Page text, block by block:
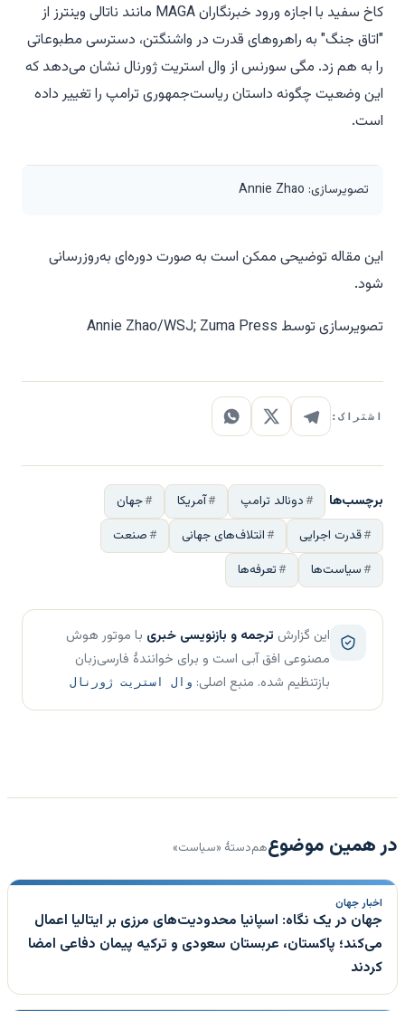
کاخ سفید با اجازه ورود خبرنگاران MAGA مانند ناتالی وینترز از
"اتاق جنگ" به راهروهای قدرت در واشنگتن، دسترسی مطبوعاتی
را به هم زد. مگی سورنس از وال استریت ژورنال نشان می‌دهد که
این وضعیت چگونه داستان ریاست‌جمهوری ترامپ را تغییر داده
است.
تصویرسازی: Annie Zhao
این مقاله توضیحی ممکن است به صورت دوره‌ای به‌روزرسانی
شود.
تصویرسازی توسط Annie Zhao/WSJ; Zuma Press
اشتراک:
برچسب‌ها دونالد ترامپ آمریکا
جهان
قدرت اجرایی
ائتلاف‌های جهانی
صنعت
سیاست‌ها
تعرفه‌ها
این گزارش ترجمه و بازنویسی خبری با موتور هوش
مصنوعی افق آبی است و برای خوانندهٔ فارسی‌زبان
بازتنظیم شده. منبع اصلی: وال استریت ژورنال
در همین موضوعهم‌دستهٔ «سیاست»
اخبار جهان
جهان در یک نگاه: اسپانیا محدودیت‌های مرزی بر ایتالیا اعمال
می‌کند؛ پاکستان، عربستان سعودی و ترکیه پیمان دفاعی امضا
کردند